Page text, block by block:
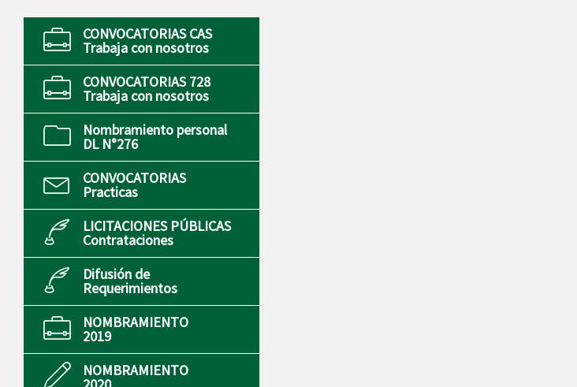
CONVOCATORIAS CAS
Trabaja con nosotros
CONVOCATORIAS 728
Trabaja con nosotros
Nombramiento personal
DL N°276
CONVOCATORIAS
Practicas
LICITACIONES PÚBLICAS
Contrataciones
Difusión de
Requerimientos
NOMBRAMIENTO
2019
NOMBRAMIENTO